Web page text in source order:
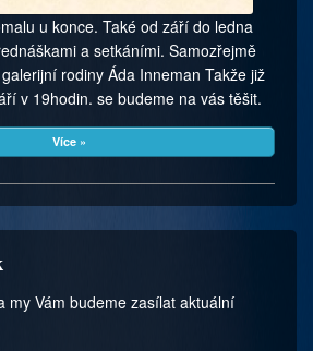
u konce. Také od září do ledna
a setkáními. Samozřejmě
rodiny Áda Inneman Takže již
v 19hodin. se budeme na vás těšit.
Více »
my Vám budeme zasílat aktuální